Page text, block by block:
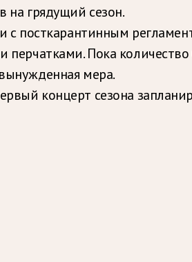
на грядущий сезон.
с посткарантинным
Пока
мера.
концерт сезона